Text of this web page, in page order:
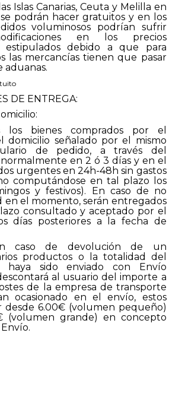
Islas Canarias, Ceuta y Melilla en
podrán hacer gratuitos y en los
voluminosos podrían sufrir
en los precios
estipulados debido a que para
las mercancías tienen que pasar
aduanas.
DE ENTREGA:
los bienes comprados por el
domicilio señalado por el mismo
de pedido, a través del
en 2 ó 3 días y en el
urgentes en 24h-48h sin gastos
computándose en tal plazo los
y festivos). En caso de no
en el momento, serán entregados
consultado y aceptado por el
días posteriores a la fecha de
caso de devolución de un
productos o la totalidad del
haya sido enviado con Envío
al usuario del importe a
de la empresa de transporte
ocasionado en el envío, estos
desde 6.00€ (volumen pequeño)
(volumen grande) en concepto